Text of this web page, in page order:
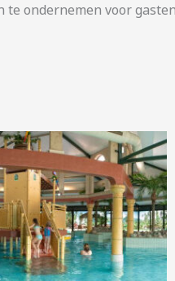
ondernemen voor